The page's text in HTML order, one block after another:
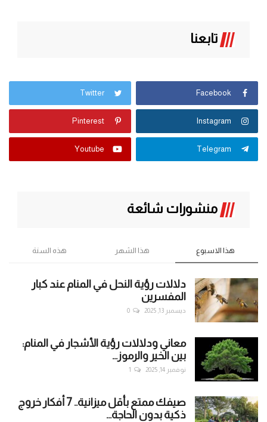
تابعنا
Facebook
Twitter
Instagram
Pinterest
Telegram
Youtube
منشورات شائعة
هذا الاسبوع هذا الشهر هذه السنة
دلالات رؤية النحل في المنام عند كبار
المفسرين
ديسمبر 13, 2025 0
معاني ودلالات رؤية الأشجار في المنام:
بين الخير والرموز...
نوفمبر 14, 2025 1
صيفك ممتع بأقل ميزانية.. 7 أفكار خروج
ذكية بدون الحاجة...